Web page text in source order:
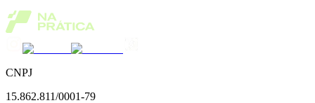
CNPJ
15.862.811/0001-79